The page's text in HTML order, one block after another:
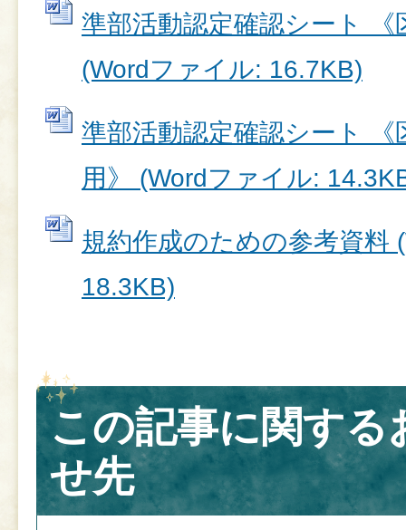
準部活動認定確認シート 《
(Wordファイル: 16.7KB)
準部活動認定確認シート 《
用》 (Wordファイル:
規約作成のための参考資料
18.3KB)
この記事に関する
せ先